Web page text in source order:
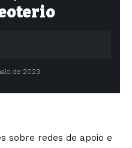
de 2023
sobre redes de apoio e